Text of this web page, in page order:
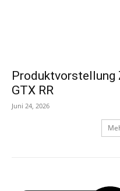
Produktvorstellung
GTX RR
Juni 24, 2026